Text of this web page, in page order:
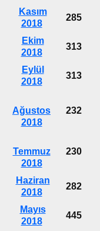
Kasım
2018
285
Ekim
2018
313
Eylül
2018
313
Ağustos
2018
232
Temmuz
2018
230
Haziran
2018
282
Mayıs
2018
445